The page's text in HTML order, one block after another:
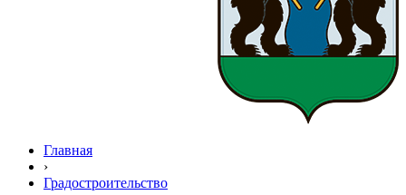
Главная
›
Градостроительство